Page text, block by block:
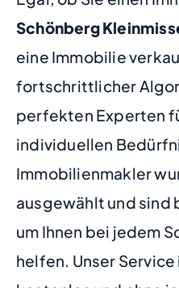
Schönberg
eine Immobilie
fortschrittlicher
perfekten Experten
individuellen
Immobilienmakler
ausgewählt und
um Ihnen bei jedem
helfen. Unser